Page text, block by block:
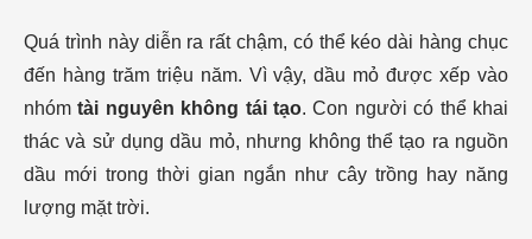
Quá trình này diễn ra rất chậm, có thể kéo dài hàng chục
đến hàng trăm triệu năm. Vì vậy, dầu mỏ được xếp vào
nhómtài nguyên không tái tạo. Con người có thể khai
thác và sử dụng dầu mỏ, nhưng không thể tạo ra nguồn
dầu mới trong thời gian ngắn như cây trồng hay năng
lượng mặt trời.